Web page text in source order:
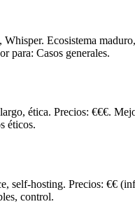
Ecosistema
para: Casos generales.
ética. Precios: €€€.
éticos.
self-hosting. Precios: €€
control.